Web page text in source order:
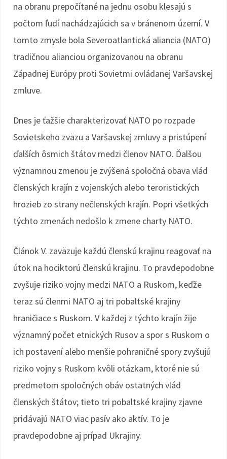
na obranu prepočítané na jednu osobu klesajú s
počtom ľudí nachádzajúcich sa v bránenom území. V
tomto zmysle bola Severoatlantická aliancia (NATO)
tradičnou alianciou organizovanou na obranu
Západnej Európy proti Sovietmi ovládanej Varšavskej
zmluve.
Dnes je ťažšie charakterizovať NATO po rozpade
Sovietskeho zväzu a Varšavskej zmluvy a pristúpení
ďalších ôsmich štátov medzi členov NATO. Ďalšou
významnou zmenou je zvýšená spoločná obava vlád
členských krajín z vojenských alebo teroristických
hrozieb zo strany nečlenských krajín. Popri všetkých
týchto zmenách nedošlo k zmene charty NATO.
Článok V. zaväzuje každú členskú krajinu reagovať na
útok na hociktorú členskú krajinu. To pravdepodobne
zvyšuje riziko vojny medzi NATO a Ruskom, keďže
teraz sú členmi NATO aj tri pobaltské krajiny
hraničiace s Ruskom. V každej z týchto krajín žije
významný počet etnických Rusov a spor s Ruskom o
ich postavení alebo menšie pohraničné spory zvyšujú
riziko vojny s Ruskom kvôli otázkam, ktoré nie sú
predmetom spoločných obáv ostatných vlád
členských štátov; tieto tri pobaltské krajiny zjavne
pridávajú NATO viac pasív ako aktív. To je
pravdepodobne aj prípad Ukrajiny.